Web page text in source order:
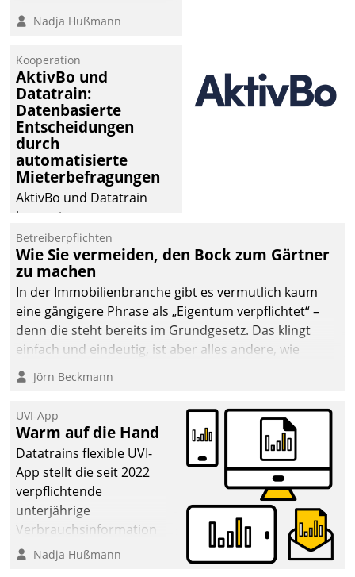
digitalen Cockpit, das
passende Fragen und
Schlagworte auswirft.
Eine intuitive
Dialogführung ermöglicht
dem externen
Serviceteam, Anrufe von
Mietenden zügiger und
effizienter zu bearbeiten.
Nadja Hußmann
Kooperation
AktivBo und
Datatrain:
Datenbasierte
Entscheidungen
durch
automatisierte
Mieterbefragungen
AktivBo und Datatrain
kooperieren –
Immobilienunternehmen
profitieren: Die nahtlose
Integration der Lösungen
von AktivBo und
Datatrain ermöglicht
automatisiert ausgelöste,
zielgerichtete
Mieterbefragungen – eine
starke Grundlage für
datengestützte
Entscheidungen.
Betreiberpflichten
Wie Sie vermeiden, den Bock zum Gärtner
zu machen
In der Immobilienbranche gibt es vermutlich kaum
eine gängigere Phrase als „Eigentum verpflichtet“ –
denn die steht bereits im Grundgesetz. Das klingt
einfach und eindeutig, ist aber alles andere, wie
Branchenbeschäftigte wissen. Denn mit der
Verantwortung folgen Verpflichtungen.
Jörn Beckmann
UVI-App
Warm auf die Hand
Datatrains flexible UVI-
App stellt die seit 2022
verpflichtende
unterjährige
Verbrauchsinformation
schnell, zuverlässig und
Nadja Hußmann